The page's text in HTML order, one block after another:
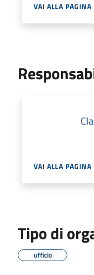
VAI ALLA PAGINA
VAI ALLA PAGINA
Tipo di
ufficio